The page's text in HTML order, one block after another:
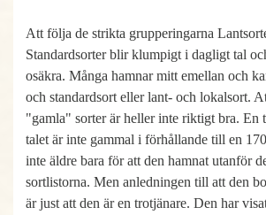
Att följa de strikta grupperingarna
Standardsorter blir klumpigt i dagligt tal
osäkra. Många hamnar mitt emellan och
och standardsort eller lant- och lokalsort.
"gamla" sorter är heller inte riktigt bra. En
talet är inte gammal i förhållande till en
inte äldre bara för att den hamnat utanför
sortlistorna. Men anledningen till att den
är just att den är en trotjänare. Den har